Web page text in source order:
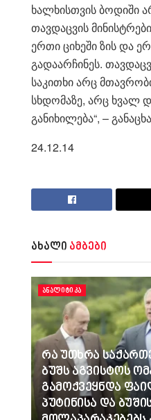
ხალხისთვის ბოდიში
თავდაცვის
ერთი ციხეში ზის და
გადაარჩინეს.
საკითხი არც
სხდომაზე, არც ხვალ
განიხილება“, –
24.12.14
ახალი ამბები
ᲐᲜᲐᲚᲘᲢᲘᲙᲐ
რა უთხრა
ბუშს აგვისტოს
გამოქვეყნდა
პუტინისა და